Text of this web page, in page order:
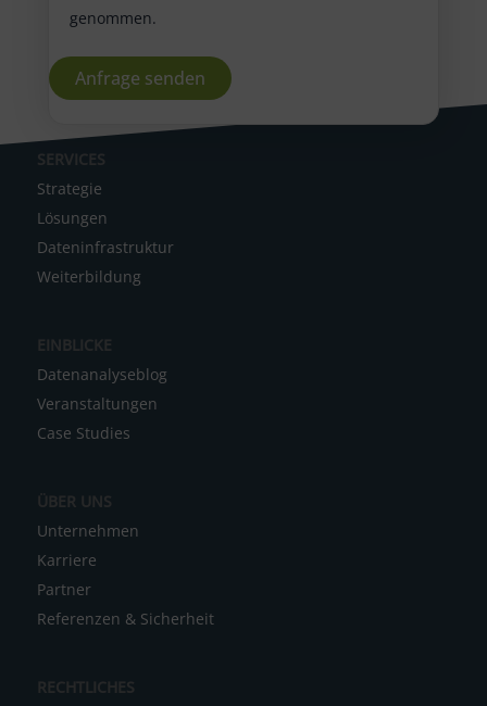
genommen.
A
l
t
t
i
v
e
SERVICES
Strategie
Lösungen
Dateninfrastruktur
Weiterbildung
EINBLICKE
Datenanalyseblog
Veranstaltungen
Case Studies
ÜBER UNS
Unternehmen
Karriere
Partner
Referenzen & Sicherheit
RECHTLICHES